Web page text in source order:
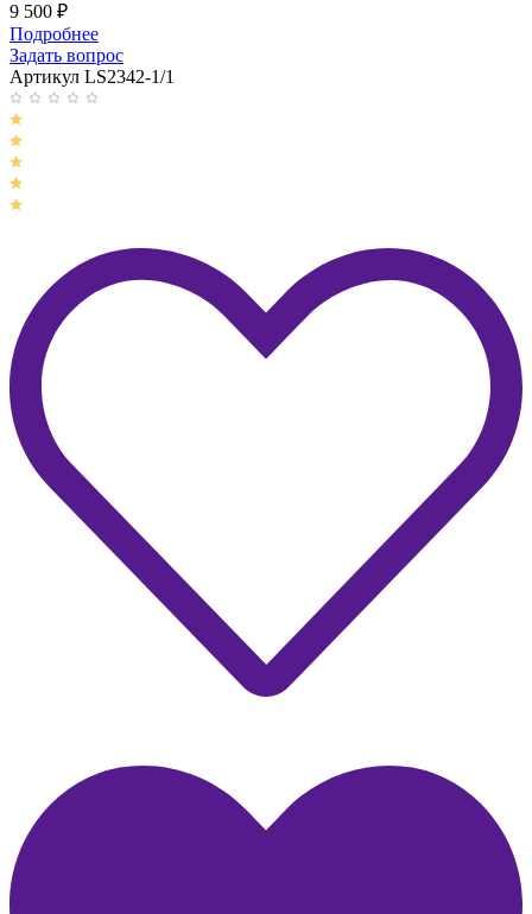
9 500 ₽
Подробнее
Задать вопрос
Артикул LS2342-1/1